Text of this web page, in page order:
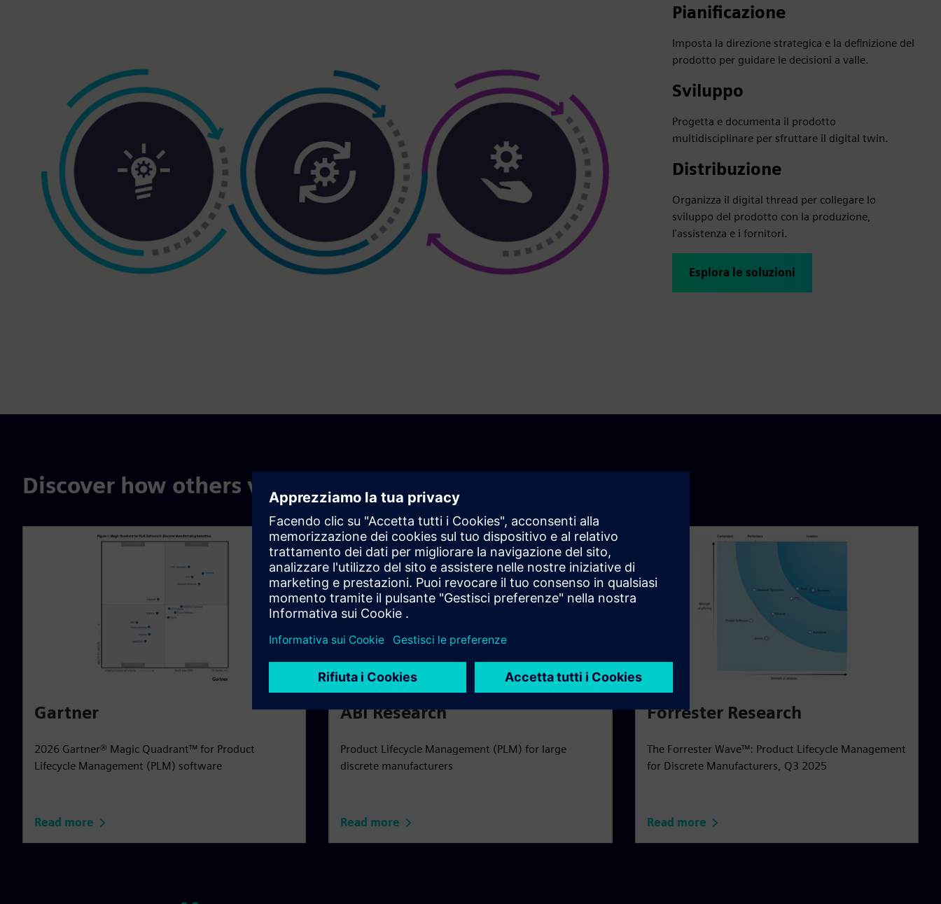
Pianificazione
Imposta la direzione strategica e la definizione del
prodotto per guidare le decisioni a valle.
Sviluppo
Progetta e documenta il prodotto
multidisciplinare per sfruttare il digital twin.
Distribuzione
Organizza il digital thread per collegare lo
sviluppo del prodotto con la produzione,
l'assistenza e i fornitori.
Esplora le soluzioni
Discover how others view Teamcenter
Gartner
2026 Gartner® Magic Quadrant™ for Product
Lifecycle Management (PLM) software
Read more
ABI Research
Product Lifecycle Management (PLM) for large
discrete manufacturers
Read more
Forrester Research
The Forrester Wave™: Product Lifecycle Management
for Discrete Manufacturers, Q3 2025
Read more